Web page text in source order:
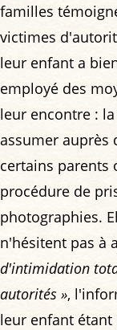
familles
victimes
leur enfant a
employé des
leur encontre :
assumer auprès
certains parents
procédure de
photographies.
n'hésitent pas à
d'intimidation
autorités »,
leur enfant